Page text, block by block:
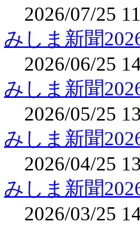
2026/07/25
みしま新聞
2026/06/25
みしま新聞
2026/05/25
みしま新聞
2026/04/25
みしま新聞
2026/03/25